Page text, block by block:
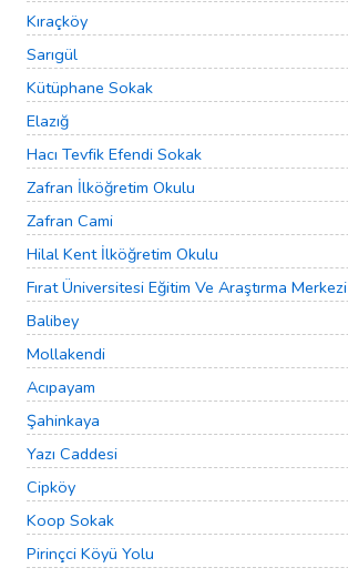
Kıraçköy
Sarıgül
Kütüphane Sokak
Elazığ
Hacı Tevfik Efendi Sokak
Zafran İlköğretim Okulu
Zafran Cami
Hilal Kent İlköğretim Okulu
Fırat Üniversitesi Eğitim Ve Araştırma Merkezi
Balibey
Mollakendi
Acıpayam
Şahinkaya
Yazı Caddesi
Cipköy
Koop Sokak
Pirinçci Köyü Yolu